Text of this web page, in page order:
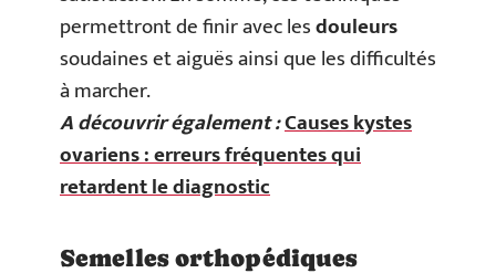
permettront de finir avec lesdouleurs
soudaines et aiguës ainsi que les difficultés
à marcher.
A découvrir également :Causes kystes
ovariens : erreurs fréquentes qui
retardent le diagnostic
Semelles orthopédiques